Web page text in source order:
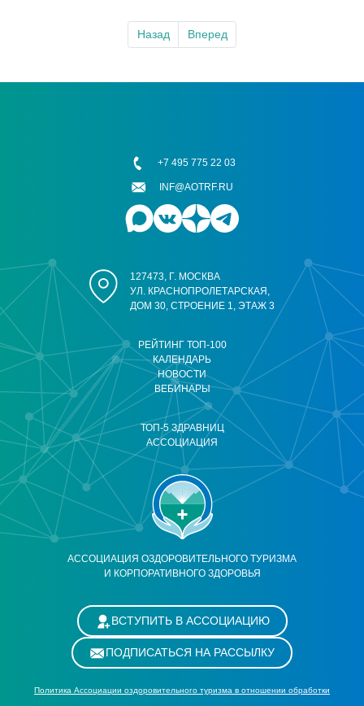
Назад Вперед
АССОЦИАЦИЯ ОЗДОРОВИТЕЛЬНОГО ТУРИЗМА
И КОРПОРАТИВНОГО ЗДОРОВЬЯ
РЕЙТИНГ ТОП-100
КАЛЕНДАРЬ
НОВОСТИ
ВЕБИНАРЫ
ТОП-5 ЗДРАВНИЦ
АССОЦИАЦИЯ
127473, Г. МОСКВА
УЛ. КРАСНОПРОЛЕТАРСКАЯ,
ДОМ 30, СТРОЕНИЕ 1, ЭТАЖ 3
+7 495 775 22 03
INF@AOTRF.RU
ВСТУПИТЬ В АССОЦИАЦИЮ
ПОДПИСАТЬСЯ НА РАССЫЛКУ
Политика Ассоциации оздоровительного туризма в отношении обработки